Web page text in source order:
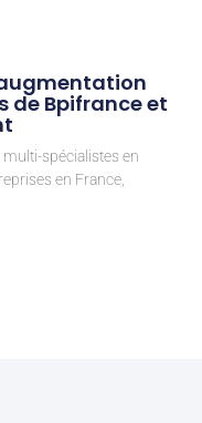
de Bpifrance et
spécialistes en
en France,